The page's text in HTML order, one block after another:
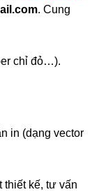
. Cung
chỉ đỏ…).
in (dạng vector
thiết kế, tư vấn